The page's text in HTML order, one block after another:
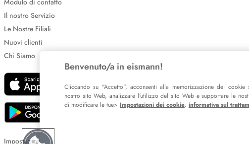
Modulo di contatto
Il nostro Servizio
Le Nostre Filiali
Nuovi clienti
Chi Siamo
Impostazione dei cookie
Benvenuto/a in eismann!
Cliccando su "Accetto", acconsenti alla memorizzazione dei
nostro sito Web, analizzare l'utilizzo del sito Web e supportare le
di modificare le tue> Impostazioni dei cookie. informativa sul